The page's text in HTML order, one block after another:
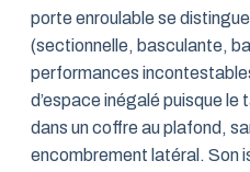
porte enroulable se
(sectionnelle, basculante,
performances
d’espace inégalé puisque le
dans un coffre au plafond,
encombrement latéral. Son